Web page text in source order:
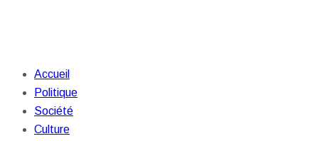
Accueil
Politique
Société
Culture